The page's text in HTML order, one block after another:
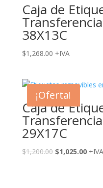
Caja de
38X13C
$1,268.00 +IVA
¡Oferta!
Caja de
29X17C
$1,200.00 El
$1,025.00El+IVA